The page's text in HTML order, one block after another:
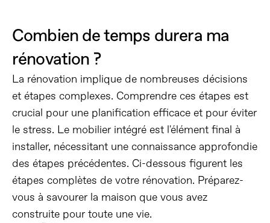
Combien de temps durera ma
rénovation ?
La rénovation implique de nombreuses décisions
et étapes complexes. Comprendre ces étapes est
crucial pour une planification efficace et pour éviter
le stress. Le mobilier intégré est l'élément final à
installer, nécessitant une connaissance approfondie
des étapes précédentes. Ci-dessous figurent les
étapes complètes de votre rénovation. Préparez-
vous à savourer la maison que vous avez
construite pour toute une vie.